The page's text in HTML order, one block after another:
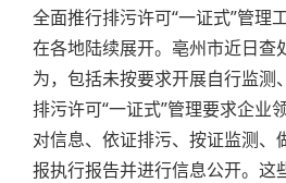
全面推行排污许可“一证式”管理
在各地陆续展开。亳州市近日查
为，包括未按要求开展自行监测
排污许可“一证式”管理要求企业
对信息、依证排污、按证监测、
报执行报告并进行信息公开。这